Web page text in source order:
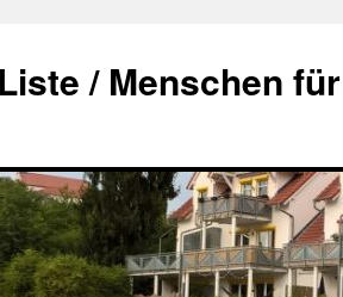
/ Menschen